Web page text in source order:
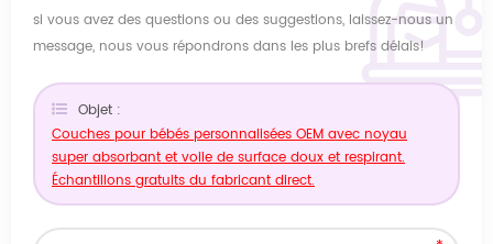
si vous avez des questions ou des suggestions, laissez-nous un
message, nous vous répondrons dans les plus brefs délais!
Objet :
Couches pour bébés personnalisées OEM avec noyau
super absorbant et voile de surface doux et respirant.
Échantillons gratuits du fabricant direct.